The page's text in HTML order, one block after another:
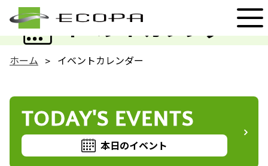
イベントカレンダー
EVENT
ホーム イベントカレンダー
TODAY'S EVENTS
本日のイベント